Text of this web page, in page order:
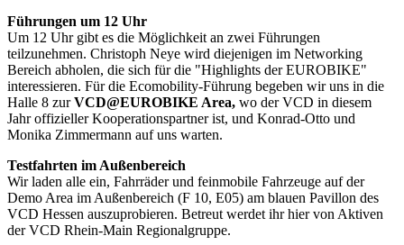
Führungen um 12 Uhr
Um 12 Uhr gibt es die Möglichkeit an zwei Führungen
teilzunehmen. Christoph Neye wird diejenigen im Networking
Bereich abholen, die sich für die "Highlights der EUROBIKE"
interessieren. Für die Ecomobility-Führung begeben wir uns in die
Halle 8 zurVCD@EUROBIKE Area, wo der VCD in diesem
Jahr offizieller Kooperationspartner ist, und Konrad-Otto und
Monika Zimmermann auf uns warten.
Testfahrten im Außenbereich
Wir laden alle ein, Fahrräder und feinmobile Fahrzeuge auf der
Demo Area im Außenbereich (F 10, E05) am blauen Pavillon des
VCD Hessen auszuprobieren. Betreut werdet ihr hier von Aktiven
der VCD Rhein-Main Regionalgruppe.